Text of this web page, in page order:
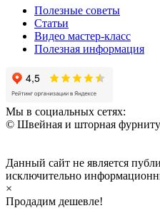
Полезные советы
Статьи
Видео мастер-класс
Полезная информация
Мы в социальных сетях:
© Швейная и шторная
Данный сайт не является
исключительно
×
Продадим дешевле!